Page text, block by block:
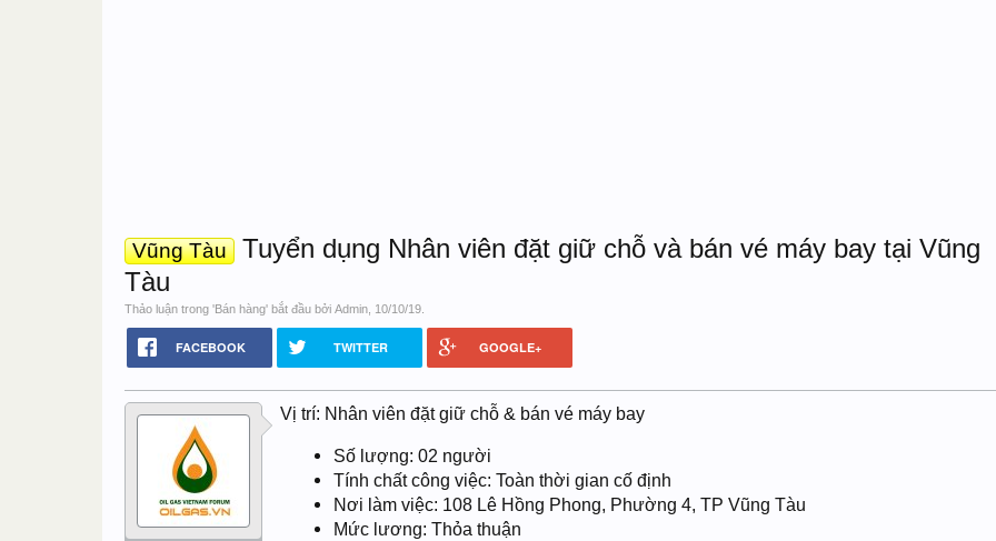
Vũng Tàu
Tuyển dụng Nhân viên đặt giữ chỗ và bán vé máy bay tại Vũng
Tàu
Thảo luận trong 'Bán hàng' bắt đầu bởi Admin, 10/10/19.
FACEBOOK TWITTER GOOGLE+
Vị trí: Nhân viên đặt giữ chỗ & bán vé máy bay
Số lượng: 02 người
Tính chất công việc: Toàn thời gian cố định
Nơi làm việc: 108 Lê Hồng Phong, Phường 4, TP Vũng Tàu
Mức lương: Thỏa thuận